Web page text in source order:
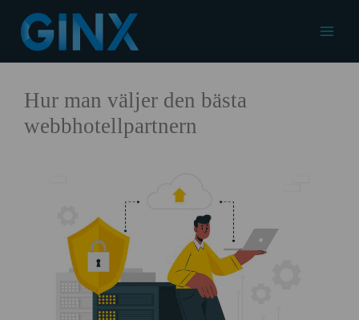
innehåll
Hur man väljer den bästa
webbhotellpartnern